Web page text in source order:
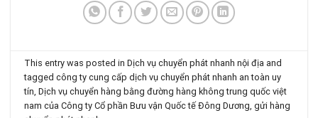
This entry was posted inDịch vụ chuyển phát nhanh nội địa and
taggedcông ty cung cấp dịch vụ chuyển phát nhanh an toàn uy
tín ,Dịch vụ chuyển hàng bằng đường hàng không trung quốc việt
nam của Công ty Cổ phần Bưu vận Quốc tế Đông Dương ,gửi hàng